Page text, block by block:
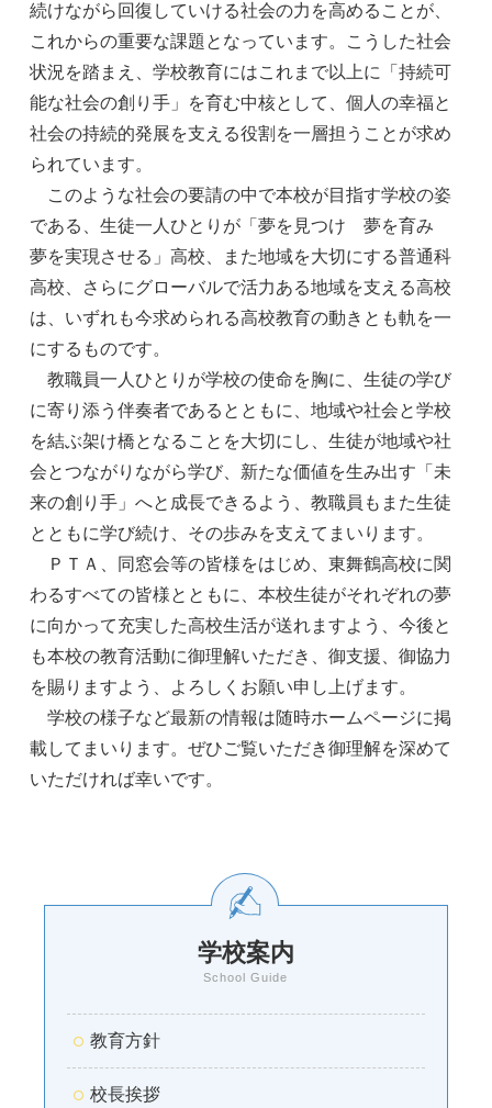
続けながら回復していける社会の力を高めることが、
これからの重要な課題となっています。こうした社会
状況を踏まえ、学校教育にはこれまで以上に「持続可
能な社会の創り手」を育む中核として、個人の幸福と
社会の持続的発展を支える役割を一層担うことが求め
られています。
このような社会の要請の中で本校が目指す学校の姿
である、生徒一人ひとりが「夢を見つけ 夢を育み
夢を実現させる」高校、また地域を大切にする普通科
高校、さらにグローバルで活力ある地域を支える高校
は、いずれも今求められる高校教育の動きとも軌を一
にするものです。
教職員一人ひとりが学校の使命を胸に、生徒の学び
に寄り添う伴奏者であるとともに、地域や社会と学校
を結ぶ架け橋となることを大切にし、生徒が地域や社
会とつながりながら学び、新たな価値を生み出す「未
来の創り手」へと成長できるよう、教職員もまた生徒
とともに学び続け、その歩みを支えてまいります。
ＰＴＡ、同窓会等の皆様をはじめ、東舞鶴高校に関
わるすべての皆様とともに、本校生徒がそれぞれの夢
に向かって充実した高校生活が送れますよう、今後と
も本校の教育活動に御理解いただき、御支援、御協力
を賜りますよう、よろしくお願い申し上げます。
学校の様子など最新の情報は随時ホームページに掲
載してまいります。ぜひご覧いただき御理解を深めて
いただければ幸いです。
学校案内
School Guide
教育方針
校長挨拶